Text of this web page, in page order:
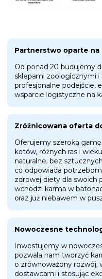
Partnerstwo oparte
Od ponad 20 budujemy
sklepami zoologicznymi
profesjonalne podejście,
wsparcie logistyczne na
Zróżnicowana oferta
Oferujemy szeroką
kotów, różnych ras i
naturalne, bez
co odpowiada
zdrowej diety dla swoich
wchodzi karma w
oraz już niebawem w
Nowoczesne
Inwestujemy w
pozwala nam tworzyć
o zrównoważony rozwój,
dostawcami i stosując